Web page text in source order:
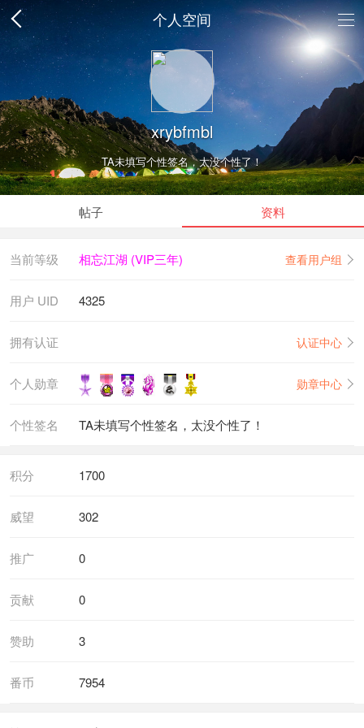
个人空间
xrybfmbl
TA未填写个性签名，太没个性了！
帖子 资料
当前等级 相忘江湖 (VIP三年) 查看用户组
用户 UID 4325
拥有认证 认证中心
个人勋章 勋章中心
个性签名 TA未填写个性签名，太没个性了！
积分 1700
威望 302
推广 0
贡献 0
赞助 3
番币 7954